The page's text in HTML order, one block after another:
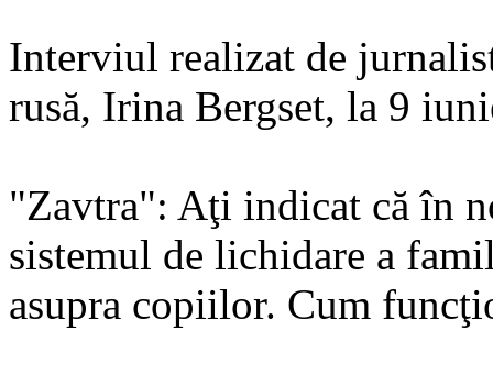
Interviul realizat de
rusă, Irina Bergset, la 9
"Zavtra": Aţi indicat că în
sistemul de lichidare a
asupra copiilor. Cum